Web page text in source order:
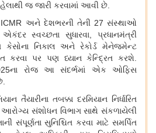
જ જારી કરવામાં આવી છે.
અને દેશભરની તેની 27 સંસ્થાઓ
સ્વચ્છતા સુધારવા, પ્રધાનમંત્રી
કેસોના નિકાલ અને રેકોર્ડ મેનેજમેન્ટ
કરવા પર પણ ધ્યાન કેન્દ્રિત કરશે.
રોજ આ સંદર્ભમાં એક ઓફિસ
તૈયારીના તબક્કા દરમિયાન નિર્ધારિત
આરોગ્ય સંશોધન વિભાગ સાથે સંકળાયેલી
સંપૂર્ણતા સુનિશ્ચિત કરવા માટે સમર્પિત